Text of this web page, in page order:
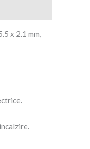
x 2.1 mm,